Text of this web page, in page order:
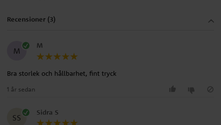
Recensioner (3)
M
M
Bra storlek och hållbarhet, fint tryck
1 år sedan
SS
Sidra S